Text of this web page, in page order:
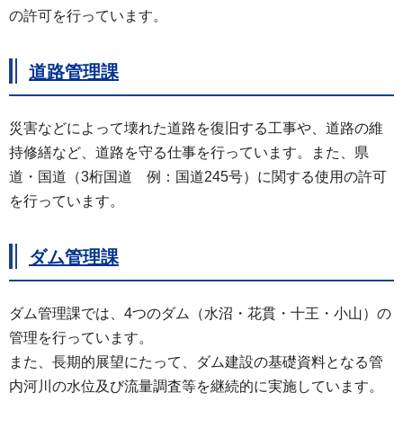
の許可を行っています。
道路管理課
災害などによって壊れた道路を復旧する工事や、道路の維
持修繕など、道路を守る仕事を行っています。また、県
道・国道（3桁国道
例 ：国道245号）に関する使用の許可
を行っています。
ダム管理課
ダム管理課では、4つのダム（水沼・花貫・十王・小山）の
管理を行っています。
また、長期的展望にたって、ダム建設の基礎資料となる管
内河川の水位及び流量調査等を継続的に実施しています。